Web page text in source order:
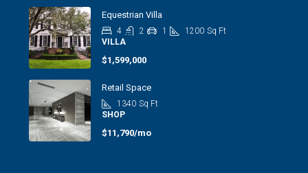
Equestrian Villa
4 2 1 1200 Sq Ft
VILLA
$1,599,000
Retail Space
1340 Sq Ft
SHOP
$11,790/mo